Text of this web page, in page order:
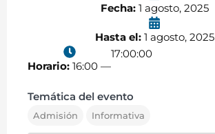
Fecha: 1 agosto, 2025
Hasta el: 1 agosto, 2025
Horario: 16:00 —
17:00:00
Temática del evento
Admisión Informativa